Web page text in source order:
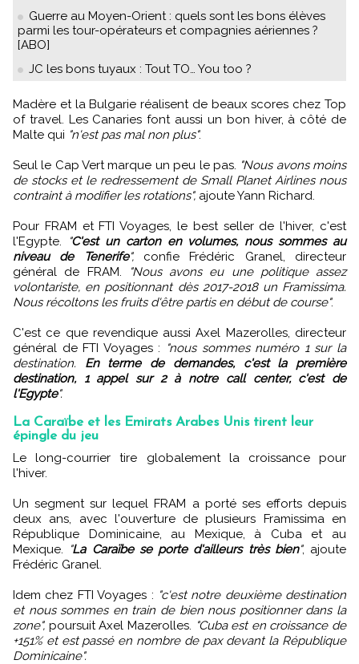
Guerre au Moyen-Orient : quels sont les bons élèves
parmi les tour-opérateurs et compagnies aériennes ?
[ABO]
JC les bons tuyaux : Tout TO… You too ?
Madère et la Bulgarie réalisent de beaux scores chez Top
of travel. Les Canaries font aussi un bon hiver, à côté de
Malte qui "n'est pas mal non plus".
Seul le Cap Vert marque un peu le pas. "Nous avons moins
de stocks et le redressement de Small Planet Airlines nous
contraint à modifier les rotations", ajoute Yann Richard.
Pour FRAM et FTI Voyages, le best seller de l'hiver, c'est
l'Egypte.
"C'est un carton en volumes, nous sommes au
niveau de Tenerife",confie Frédéric Granel, directeur
général de FRAM.
"Nous avons eu une politique assez
volontariste, en positionnant dès 2017-2018 un Framissima.
Nous récoltons les fruits d'être partis en début de course".
C'est ce que revendique aussi Axel Mazerolles, directeur
général de FTI Voyages :
"nous sommes numéro 1 sur la
destination. En terme de demandes, c'est la première
destination, 1 appel sur 2 à notre call center, c'est de
l'Egypte".
La Caraïbe et les Emirats Arabes Unis tirent leur
épingle du jeu
Le long-courrier tire globalement la croissance pour
l'hiver.
Un segment sur lequel FRAM a porté ses efforts depuis
deux ans, avec l'ouverture de plusieurs Framissima en
République Dominicaine, au Mexique, à Cuba et au
Mexique. "La Caraïbe se porte d'ailleurs très bien", ajoute
Frédéric Granel.
Idem chez FTI Voyages : "c'est notre deuxième destination
et nous sommes en train de bien nous positionner dans la
zone", poursuit Axel Mazerolles. "Cuba est en croissance de
+151% et est passé en nombre de pax devant la République
Dominicaine".